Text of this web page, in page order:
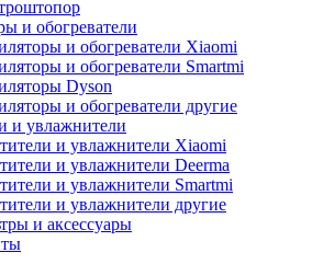
и обогреватели
и обогреватели Xiaomi
и обогреватели Smartmi
Dyson
и обогреватели другие
и увлажнители
и увлажнители Xiaomi
и увлажнители Deerma
и увлажнители Smartmi
и увлажнители другие
и аксессуары